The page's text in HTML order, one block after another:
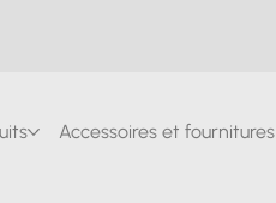
Accessoires et fournitures